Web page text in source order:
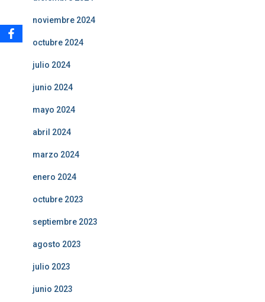
noviembre 2024
octubre 2024
julio 2024
junio 2024
mayo 2024
abril 2024
marzo 2024
enero 2024
octubre 2023
septiembre 2023
agosto 2023
julio 2023
junio 2023